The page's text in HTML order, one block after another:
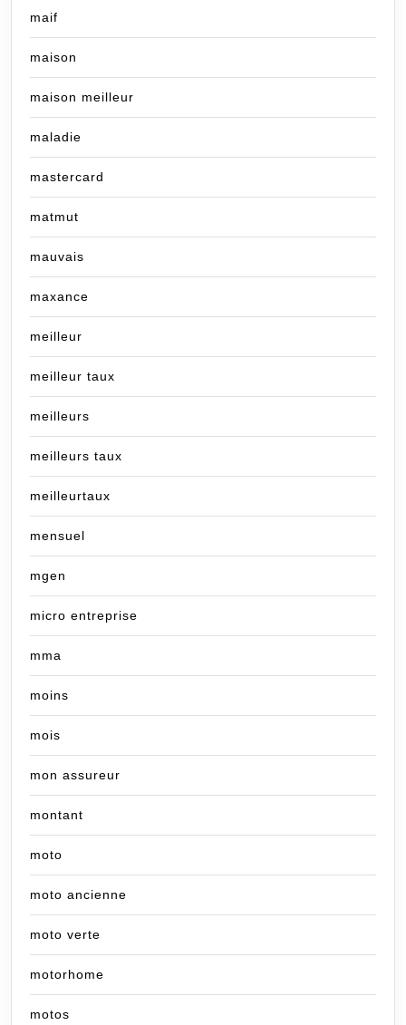
maif
maison
maison meilleur
maladie
mastercard
matmut
mauvais
maxance
meilleur
meilleur taux
meilleurs
meilleurs taux
meilleurtaux
mensuel
mgen
micro entreprise
mma
moins
mois
mon assureur
montant
moto
moto ancienne
moto verte
motorhome
motos